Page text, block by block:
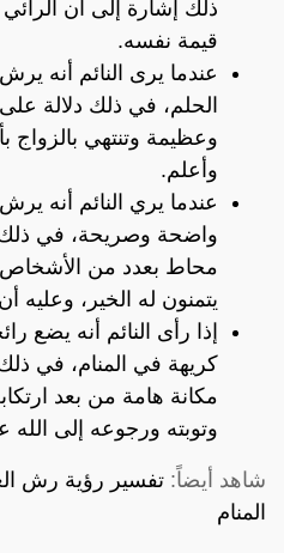
ذلك إشارة إلى أن
قيمة نفسه.
عندما يرى النائم أنه
الحلم، في ذلك دلالة
وعظيمة وتنتهي بالزواج
وأعلم.
عندما يري النائم أنه
واضحة وصريحة، في ذلك
محاط بعدد من الأشخاص
يتمنون له الخير، وعليه
إذا رأى النائم أنه يضع
كريهة في المنام، في
مكانة هامة من بعد
وتوبته ورجوعه إلى
شاهد أيضاً: تفسير رؤية رش
المنام